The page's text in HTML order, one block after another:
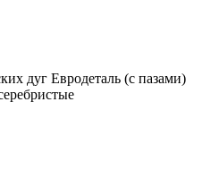
дуг Евродеталь (с пазами)